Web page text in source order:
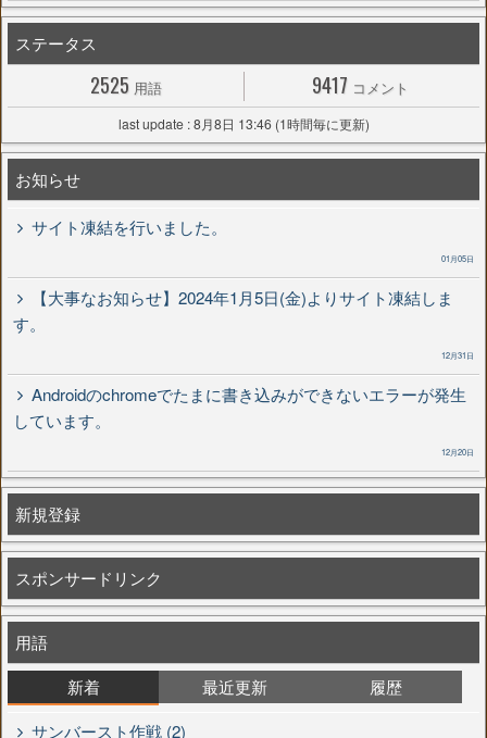
ステータス
2525 用語 9417 コメント
last update : 8月8日 13:46 (1時間毎に更新)
お知らせ
サイト凍結を行いました。
01月05日
【大事なお知らせ】2024年1月5日(金)よりサイト凍結しま
す。
12月31日
Androidのchromeでたまに書き込みができないエラーが発生
しています。
12月20日
新規登録
スポンサードリンク
用語
新着
最近更新
履歴
サンバースト作戦 (2)